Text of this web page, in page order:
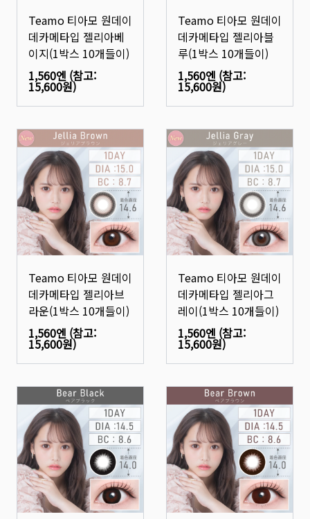
Teamo 티아모 원데이
데카메타입 젤리아베
이지(1박스 10개들이)
1,560엔 (참고:
15,600원)
Teamo 티아모 원데이
데카메타입 젤리아블
루(1박스 10개들이)
1,560엔 (참고:
15,600원)
Teamo 티아모 원데이
데카메타입 젤리아브
라운(1박스 10개들이)
1,560엔 (참고:
15,600원)
Teamo 티아모 원데이
데카메타입 젤리아그
레이(1박스 10개들이)
1,560엔 (참고:
15,600원)